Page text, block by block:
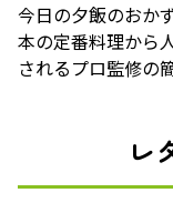
今日の夕飯のおか
本の定番料理から
されるプロ監修の
レ